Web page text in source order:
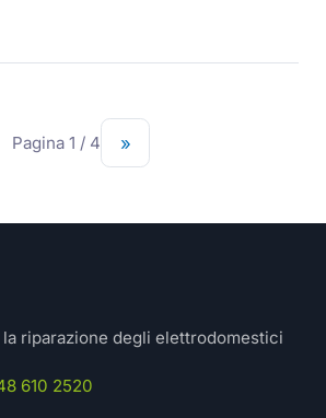
Pagina 1 / 4 »
riparazione degli elettrodomestici
610 2520